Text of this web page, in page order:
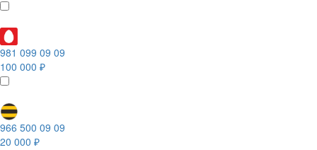
981 099 09 09
100 000 ₽
966 500 09 09
20 000 ₽